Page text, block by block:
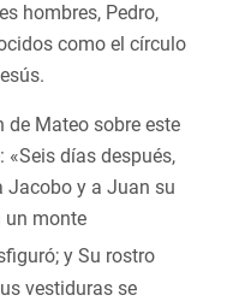
hombres, Pedro,
como el círculo
de Mateo sobre este
«Seis días después,
Jacobo y a Juan su
un monte
y Su rostro
vestiduras se